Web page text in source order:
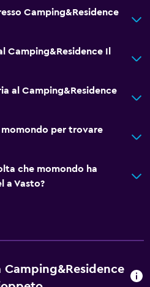
Camping&Residence
Camping&Residence Il
al Camping&Residence
per trovare
che momondo ha
a Vasto?